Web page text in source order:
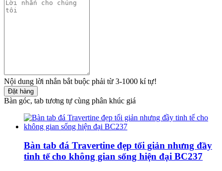
Nội dung lời nhắn bắt buộc phải từ 3-1000 kí tự!
Đặt hàng
Bàn góc, tab tương tự cùng phân khúc giá
Bàn tab đá Travertine đẹp tối giản nhưng đầy
tinh tế cho không gian sống hiện đại BC237